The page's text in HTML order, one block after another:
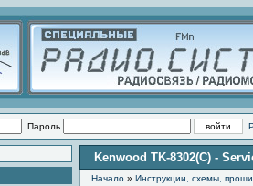
Пароль
Kenwood TK-8302(C) -
Начало » Инструкции, схемы,